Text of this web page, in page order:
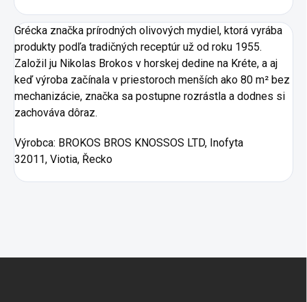
Grécka značka prírodných olivových mydiel, ktorá vyrába
produkty podľa tradičných receptúr už od roku 1955.
Založil ju Nikolas Brokos v horskej dedine na Kréte, a aj
keď výroba začínala v priestoroch menších ako 80 m² bez
mechanizácie, značka sa postupne rozrástla a dodnes si
zachováva dôraz.
Výrobca: BROKOS BROS KNOSSOS LTD, Inofyta
32011, Viotia, Řecko